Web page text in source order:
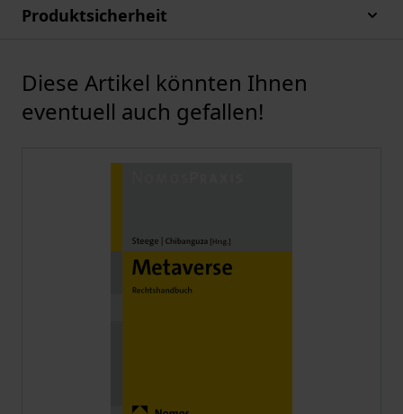
Produktsicherheit
Karussell überspringen
Diese Artikel könnten Ihnen
eventuell auch gefallen!